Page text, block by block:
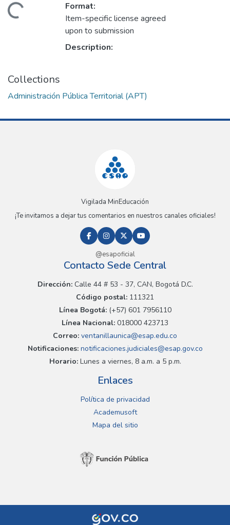
Format:
Item-specific license agreed
upon to submission
Description:
Collections
Administración Pública Territorial (APT)
Vigilada MinEducación
¡Te invitamos a dejar tus comentarios en nuestros canales oficiales!
@esapoficial
Contacto Sede Central
Dirección:Calle 44 # 53 - 37, CAN, Bogotá D.C.
Código postal: 111321
Línea Bogotá:(+57) 601 7956110
Línea Nacional: 018000 423713
Correo: ventanillaunica@esap.edu.co
Notificaciones:notificaciones.judiciales@esap.gov.co
Horario:Lunes a viernes, 8 a.m. a 5 p.m.
Enlaces
Política de privacidad
Academusoft
Mapa del sitio